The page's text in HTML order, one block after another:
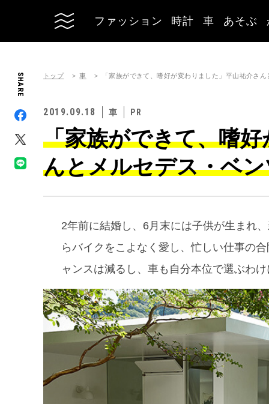
ファッション 時計 車 あそぶ
SHARE トップ 車 「家族ができて、嗜好が変わりました」平山祐介さ
2019.09.18 車
「家族ができて、嗜
んとメルセデス・ベ
2年前に結婚し、6月末には子供が生まれ
らバイクをこよなく愛し、忙しい仕事の
ャンスは減るし、車も自分本位で選ぶわ